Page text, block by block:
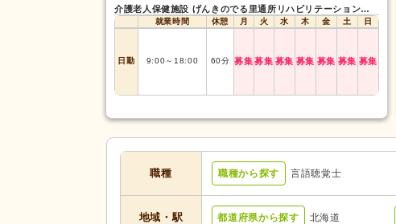
介護老人保健施設 げんきのでる里通所リハビリテーションのシフト募集状況
就業時間 休憩 月 火 水 木 金 土 日
日勤 9:00～ 18:00 60分 募集募集 募集 募集 募集 募集 募集
職種 職種から探す 言語聴覚士
地域・駅 都道府県から探す 北海道